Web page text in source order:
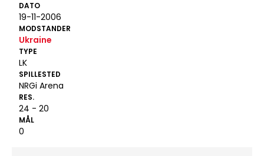
DATO
19-11-2006
MODSTANDER
Ukraine
TYPE
LK
SPILLESTED
NRGi Arena
RES.
24 - 20
MÅL
0